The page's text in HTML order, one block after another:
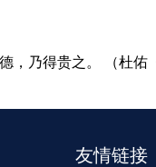
，乃得贵之。 （杜佑
友情链接